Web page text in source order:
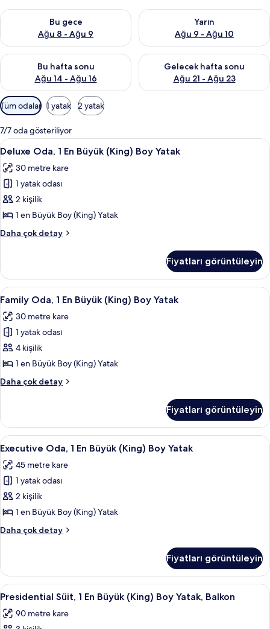
Bu gece
Ağu 8 - Ağu 9
Bu gece için müsaitliği kontrol et Ağu 8 - Ağu 9
Yarın
Ağu 9 - Ağu 10
Yarın için müsaitliği kontrol
Bu hafta sonu
Ağu 14 - Ağu 16
Bu hafta sonu için müsaitliği kontrol et Ağu 14 - Ağu 16
Gelecek hafta sonu
Ağu 21 - Ağu 23
Önümüzdeki hafta sonu için
Odalar
için
mevcut
filtreler
Tüm odalar 1 yatak 2 yatak
7/7 oda gösteriliyor
Deluxe
Oda,
1
En
Büyük
(King)
Boy
Yatak
tüm
fotoğrafları
görün
Deluxe Oda, 1 En Büyük (King) Boy
5
Deluxe Oda, 1 En Büyük (King) Boy Yatak
30 metre kare
1 yatak odası
2 kişilik
1 en Büyük Boy (King) Yatak
Daha çok detay
Deluxe
Büyük
(King)
Boy
hakkında
daha
fazla
detay
Fiyatları görüntüleyin
Family
Oda,
1
En
Büyük
(King)
Boy
Yatak
tüm
fotoğrafları
görün
Family Oda, 1 En Büyük (King) Boy
4
Family Oda, 1 En Büyük (King) Boy Yatak
30 metre kare
1 yatak odası
4 kişilik
1 en Büyük Boy (King) Yatak
Daha çok detay
Family
Büyük
(King)
Boy
hakkında
daha
fazla
detay
Fiyatları görüntüleyin
Executive
Oda,
1
En
Büyük
(King)
Boy
Yatak
tüm
fotoğrafları
görün
Executive Oda, 1 En Büyük (King)
7
Executive Oda, 1 En Büyük (King) Boy Yatak
45 metre kare
1 yatak odası
2 kişilik
1 en Büyük Boy (King) Yatak
Daha çok detay
Executive
Büyük
(King)
Boy
hakkında
Fiyatları görüntüleyin
Presidential
Süit,
1
Presidential Süit, 1 En Büyük (King)
5
Presidential Süit, 1 En Büyük (King) Boy Yatak, Balkon
90 metre kare